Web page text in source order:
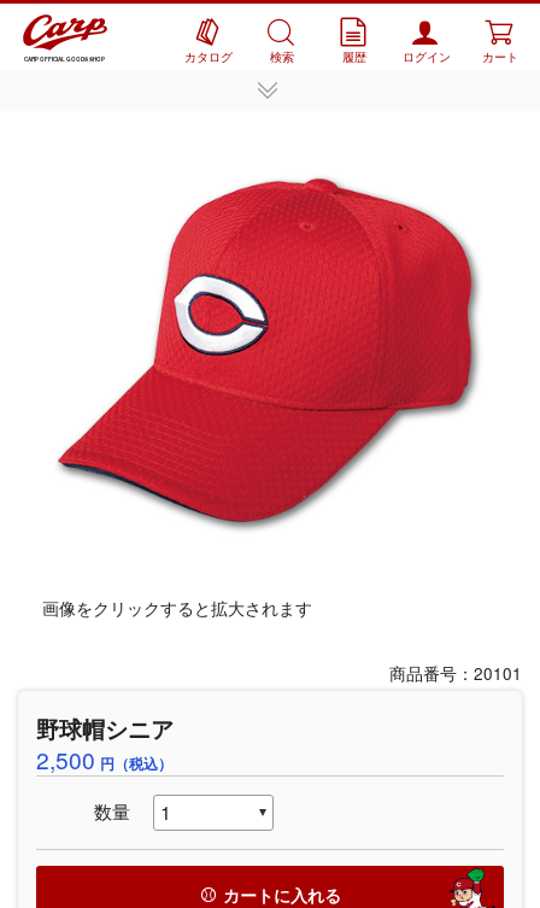
CARP OFFICIAL GOODS SHOP カタログ 検索 履歴 ログイン カート
画像をクリックすると拡大されます
商品番号：20101
野球帽シニア
2,500 円（税込）
数量
カートに入れる